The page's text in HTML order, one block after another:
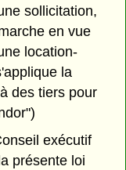
sollicitation,
en vue
location-
la
des tiers pour
exécutif
présente loi